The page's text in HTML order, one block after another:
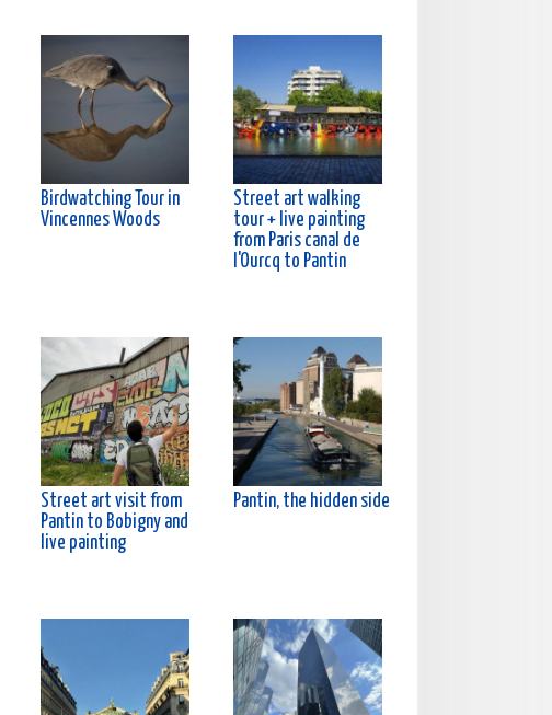
Birdwatching Tour in
Vincennes Woods
Street art walking
tour + live painting
from Paris canal de
l'Ourcq to Pantin
Street art visit from
Pantin to Bobigny and
live painting
Pantin, the hidden side